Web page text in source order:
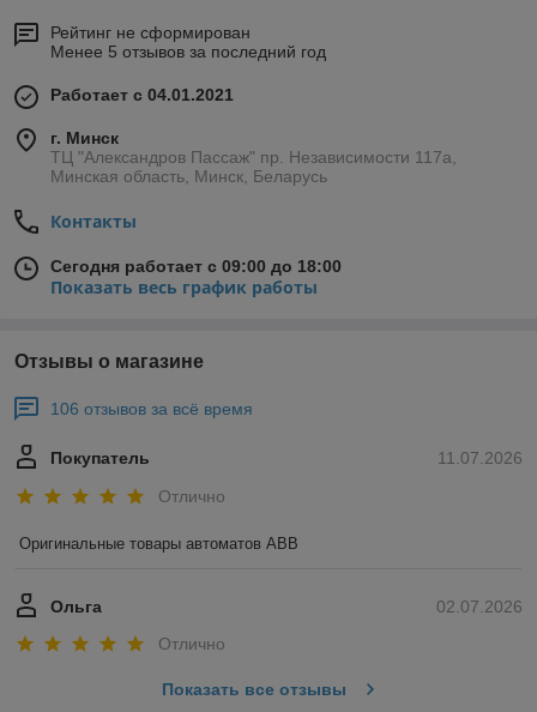
Рейтинг не сформирован
Менее 5 отзывов за последний год
Работает с 04.01.2021
г. Минск
ТЦ "Александров Пассаж" пр. Независимости 117а,
Минская область, Минск, Беларусь
Контакты
Сегодня работает с 09:00 до 18:00
Показать весь график работы
Отзывы о магазине
106 отзывов за всё время
11.07.2026
Покупатель
Отлично
Оригинальные товары автоматов ABB
02.07.2026
Ольга
Отлично
Показать все отзывы